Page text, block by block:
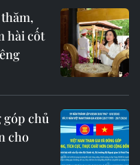
hài cốt
góp chủ
cho